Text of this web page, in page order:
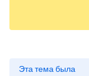
Эта тема была